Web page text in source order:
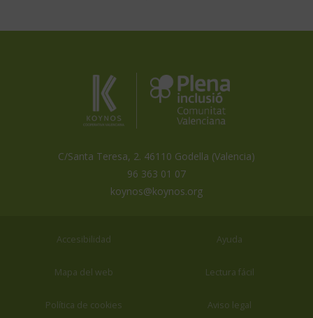
Koynos
Coopertiva
Valenciana
miembro
Inclusión
Comunidad
Valenciana
C/Santa Teresa, 2. 46110 Godella (Valencia)
96 363 01 07
koynos@koynos.org
Accesibilidad Ayuda
Mapa del web Lectura fácil
Política de cookies Aviso legal